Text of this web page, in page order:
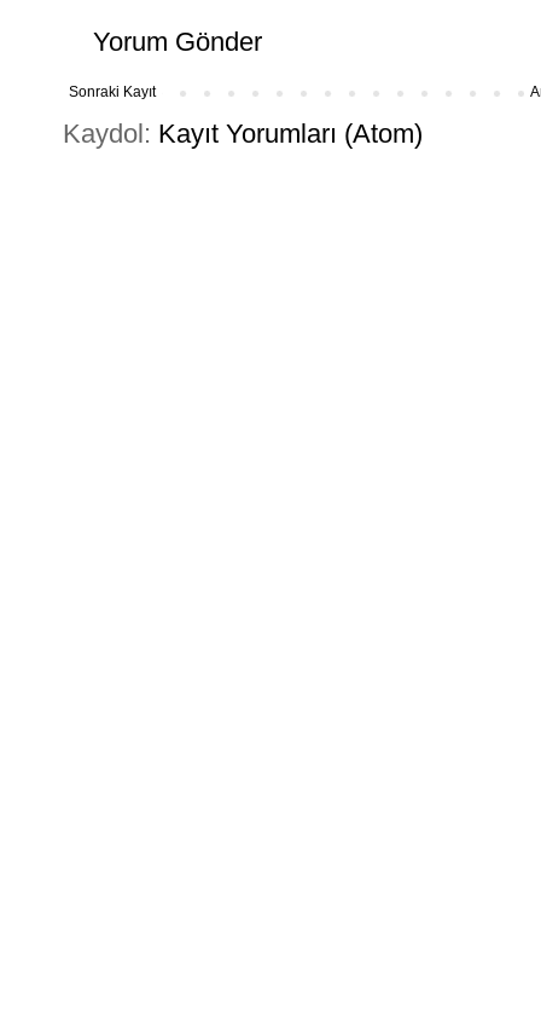
Yorum Gönder
Sonraki Kayıt
Kaydol: Kayıt Yorumları (Atom)